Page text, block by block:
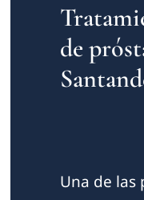
de
Una de las